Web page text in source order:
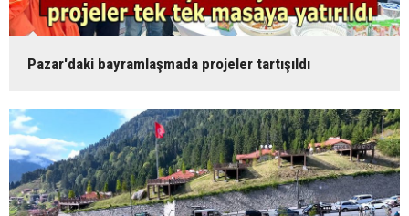
Pazar'daki bayramlaşmada projeler tartışıldı